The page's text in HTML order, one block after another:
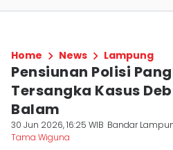
Home News Lampung
Pensiunan Polisi
Tersangka Kasus
Balam
30 Jun 2026, 16:25 WIB Bandar
Tama Wiguna